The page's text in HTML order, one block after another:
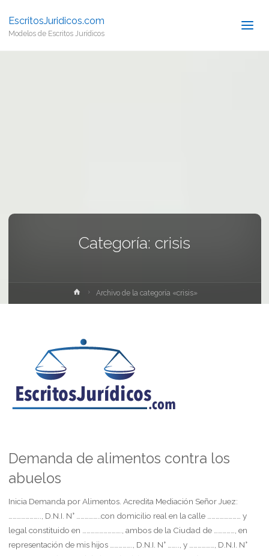
EscritosJuridicos.com
Modelos de Escritos Jurídicos
Categoría: crisis
InicioArchivo de la categoría «crisis»
Demanda de alimentos contra los
abuelos
Inicia Demanda por Alimentos. Acredita Mediación Señor Juez:
………………….., D.N.I. N° ……………..con domicilio real en la calle …………………… y
legal constituido en ………………………., ambos de la Ciudad de ……………, en
representación de mis hijos ……………., D.N.I. N° …….., y ………………, D.N.I. N°